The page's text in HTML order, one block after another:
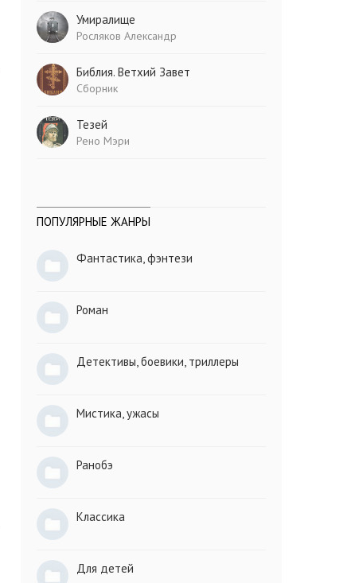
Умиралище
Росляков Александр
Библия. Ветхий Завет
Сборник
Тезей
Рено Мэри
ПОПУЛЯРНЫЕ ЖАНРЫ
Фантастика, фэнтези
Роман
Детективы, боевики, триллеры
Мистика, ужасы
Ранобэ
Классика
Для детей